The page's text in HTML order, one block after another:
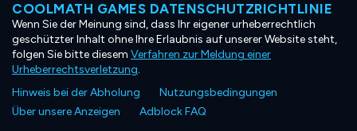
COOLMATH GAMES DATENSCHUTZRICHTLINIE
Wenn Sie der Meinung sind, dass Ihr eigener urheberrechtlich
geschützter Inhalt ohne Ihre Erlaubnis auf unserer Website steht,
folgen Sie bitte diesem Verfahren zur Meldung einer
Urheberrechtsverletzung.
Hinweis bei der Abholung
Nutzungsbedingungen
Über unsere Anzeigen
Adblock FAQ